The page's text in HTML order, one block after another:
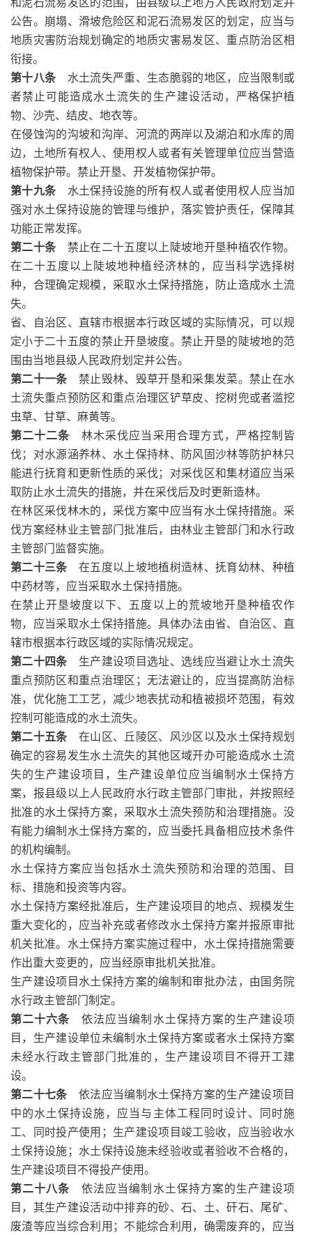
公告。崩塌、滑坡危险区和泥石流易发区的划定，应当与
地质灾害防治规划确定的地质灾害易发区、重点防治区相
衔接。
第十八条 水土流失严重、生态脆弱的地区，应当限制或
者禁止可能造成水土流失的生产建设活动，严格保护植
物、沙壳、结皮、地衣等。
在侵蚀沟的沟坡和沟岸、河流的两岸以及湖泊和水库的周
边，土地所有权人、使用权人或者有关管理单位应当营造
植物保护带。禁止开垦、开发植物保护带。
第十九条 水土保持设施的所有权人或者使用权人应当加
强对水土保持设施的管理与维护，落实管护责任，保障其
功能正常发挥。
第二十条 禁止在二十五度以上陡坡地开垦种植农作物。
在二十五度以上陡坡地种植经济林的，应当科学选择树
种，合理确定规模，采取水土保持措施，防止造成水土流
失。
省、自治区、直辖市根据本行政区域的实际情况，可以规
定小于二十五度的禁止开垦坡度。禁止开垦的陡坡地的范
围由当地县级人民政府划定并公告。
第二十一条 禁止毁林、毁草开垦和采集发菜。禁止在水
土流失重点预防区和重点治理区铲草皮、挖树兜或者滥挖
虫草、甘草、麻黄等。
第二十二条 林木采伐应当采用合理方式，严格控制皆
伐；对水源涵养林、水土保持林、防风固沙林等防护林只
能进行抚育和更新性质的采伐；对采伐区和集材道应当采
取防止水土流失的措施，并在采伐后及时更新造林。
在林区采伐林木的，采伐方案中应当有水土保持措施。采
伐方案经林业主管部门批准后，由林业主管部门和水行政
主管部门监督实施。
第二十三条 在五度以上坡地植树造林、抚育幼林、种植
中药材等，应当采取水土保持措施。
在禁止开垦坡度以下、五度以上的荒坡地开垦种植农作
物，应当采取水土保持措施。具体办法由省、自治区、直
辖市根据本行政区域的实际情况规定。
第二十四条 生产建设项目选址、选线应当避让水土流失
重点预防区和重点治理区；无法避让的，应当提高防治标
准，优化施工工艺，减少地表扰动和植被损坏范围，有效
控制可能造成的水土流失。
第二十五条 在山区、丘陵区、风沙区以及水土保持规划
确定的容易发生水土流失的其他区域开办可能造成水土流
失的生产建设项目，生产建设单位应当编制水土保持方
案，报县级以上人民政府水行政主管部门审批，并按照经
批准的水土保持方案，采取水土流失预防和治理措施。没
有能力编制水土保持方案的，应当委托具备相应技术条件
的机构编制。
水土保持方案应当包括水土流失预防和治理的范围、目
标、措施和投资等内容。
水土保持方案经批准后，生产建设项目的地点、规模发生
重大变化的，应当补充或者修改水土保持方案并报原审批
机关批准。水土保持方案实施过程中，水土保持措施需要
作出重大变更的，应当经原审批机关批准。
生产建设项目水土保持方案的编制和审批办法，由国务院
水行政主管部门制定。
第二十六条 依法应当编制水土保持方案的生产建设项
目，生产建设单位未编制水土保持方案或者水土保持方案
未经水行政主管部门批准的，生产建设项目不得开工建
设。
第二十七条 依法应当编制水土保持方案的生产建设项目
中的水土保持设施，应当与主体工程同时设计、同时施
工、同时投产使用；生产建设项目竣工验收，应当验收水
土保持设施；水土保持设施未经验收或者验收不合格的，
生产建设项目不得投产使用。
第二十八条 依法应当编制水土保持方案的生产建设项
目，其生产建设活动中排弃的砂、石、土、矸石、尾矿、
废渣等应当综合利用；不能综合利用，确需废弃的，应当